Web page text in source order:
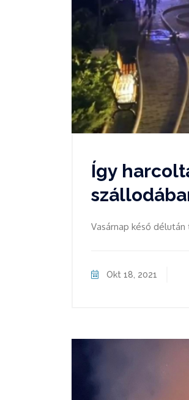
Így
Vasárnap késő
Okt 18, 2021